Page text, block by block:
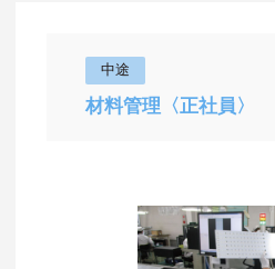
中途
材料管理〈正社員〉